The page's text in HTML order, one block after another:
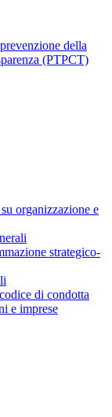
della
(PTPCT)
organizzazione e
strategico-
di condotta
e imprese